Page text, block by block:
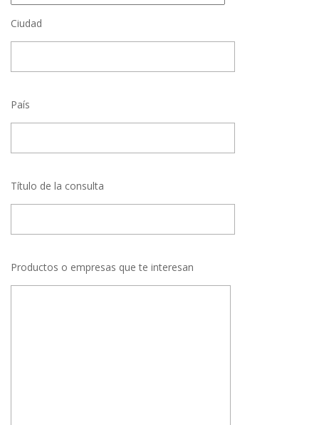
Ciudad
País
Título de la consulta
Productos o empresas que te interesan